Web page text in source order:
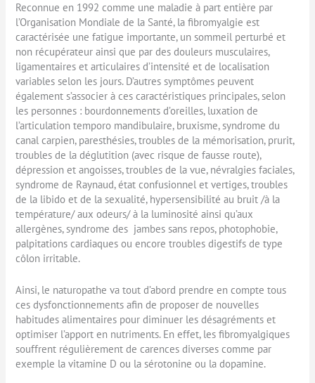
Reconnue en 1992 comme une maladie à part entière par
l’Organisation Mondiale de la Santé, la fibromyalgie est
caractérisée une fatigue importante, un sommeil perturbé et
non récupérateur ainsi que par des douleurs musculaires,
ligamentaires et articulaires d’intensité et de localisation
variables selon les jours. D’autres symptômes peuvent
également s’associer à ces caractéristiques principales, selon
les personnes : bourdonnements d’oreilles, luxation de
l’articulation temporo mandibulaire, bruxisme, syndrome du
canal carpien, paresthésies, troubles de la mémorisation, prurit,
troubles de la déglutition (avec risque de fausse route),
dépression et angoisses, troubles de la vue, névralgies faciales,
syndrome de Raynaud, état confusionnel et vertiges, troubles
de la libido et de la sexualité, hypersensibilité au bruit /à la
température/ aux odeurs/ à la luminosité ainsi qu’aux
allergènes, syndrome des jambes sans repos, photophobie,
palpitations cardiaques ou encore troubles digestifs de type
côlon irritable.
Ainsi, le naturopathe va tout d’abord prendre en compte tous
ces dysfonctionnements afin de proposer de nouvelles
habitudes alimentaires pour diminuer les désagréments et
optimiser l’apport en nutriments. En effet, les fibromyalgiques
souffrent régulièrement de carences diverses comme par
exemple la vitamine D ou la sérotonine ou la dopamine.